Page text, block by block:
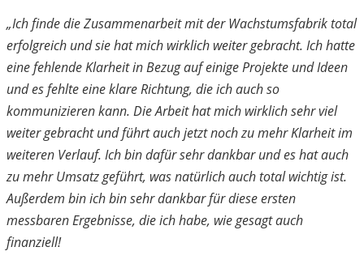
„Ich finde die Zusammenarbeit mit der Wachstumsfabrik total
erfolgreich und sie hat mich wirklich weiter gebracht. Ich hatte
eine fehlende Klarheit in Bezug auf einige Projekte und Ideen
und es fehlte eine klare Richtung, die ich auch so
kommunizieren kann. Die Arbeit hat mich wirklich sehr viel
weiter gebracht und führt auch jetzt noch zu mehr Klarheit im
weiteren Verlauf. Ich bin dafür sehr dankbar und es hat auch
zu mehr Umsatz geführt, was natürlich auch total wichtig ist.
Außerdem bin ich bin sehr dankbar für diese ersten
messbaren Ergebnisse, die ich habe, wie gesagt auch
finanziell!